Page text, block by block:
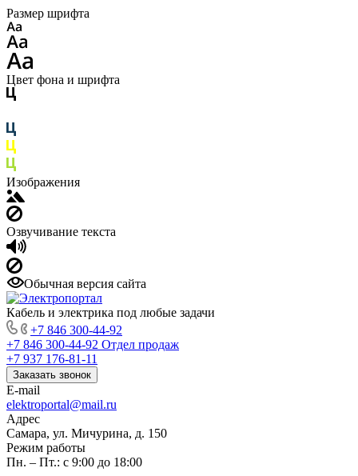
Размер шрифта
Цвет фона и шрифта
Изображения
Озвучивание текста
Обычная версия сайта
Кабель и электрика под любые задачи
+7 846 300-44-92
+7 846 300-44-92 Отдел продаж
+7 937 176-81-11
Заказать звонок
E-mail
elektroportal@mail.ru
Адрес
Самара, ул. Мичурина, д. 150
Режим работы
Пн. – Пт.: с 9:00 до 18:00